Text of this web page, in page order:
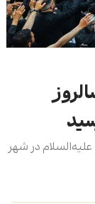
در شهر